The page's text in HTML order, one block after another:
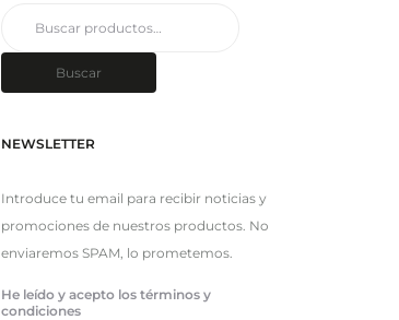
Buscar
NEWSLETTER
Introduce tu email para recibir noticias y
promociones de nuestros productos. No
enviaremos SPAM, lo prometemos.
He leído y acepto los términos y
condiciones